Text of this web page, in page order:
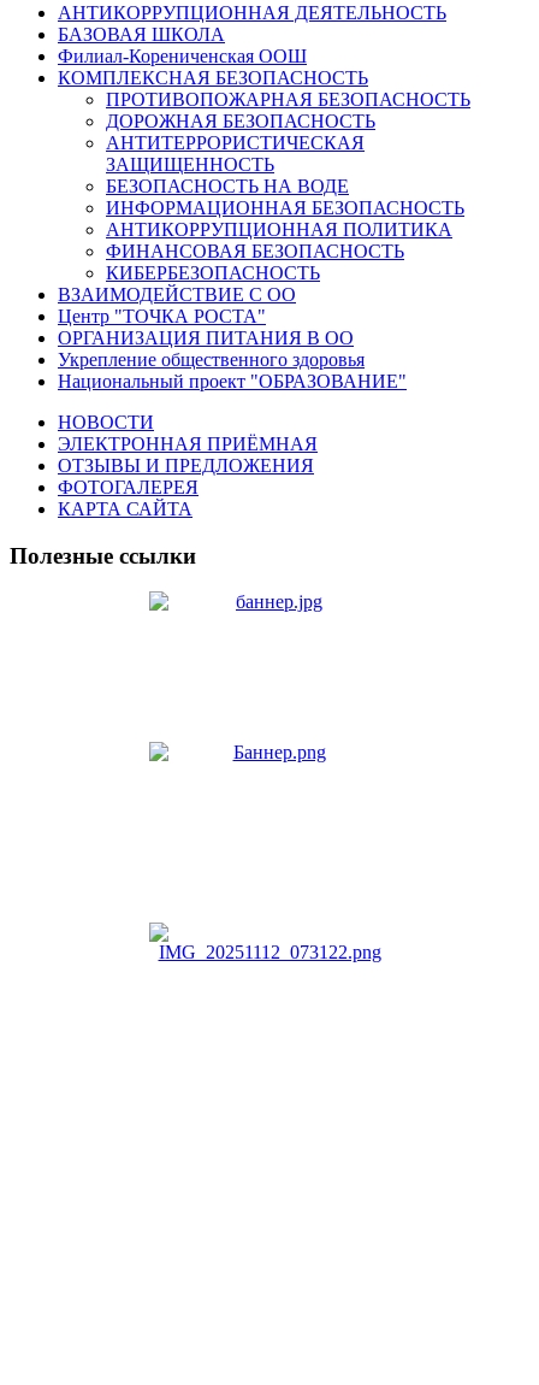
АНТИКОРРУПЦИОННАЯ ДЕЯТЕЛЬНОСТЬ
БАЗОВАЯ ШКОЛА
Филиал-Корениченская ООШ
КОМПЛЕКСНАЯ БЕЗОПАСНОСТЬ
ПРОТИВОПОЖАРНАЯ БЕЗОПАСНОСТЬ
ДОРОЖНАЯ БЕЗОПАСНОСТЬ
АНТИТЕРРОРИСТИЧЕСКАЯ
ЗАЩИЩЕННОСТЬ
БЕЗОПАСНОСТЬ НА ВОДЕ
ИНФОРМАЦИОННАЯ БЕЗОПАСНОСТЬ
АНТИКОРРУПЦИОННАЯ ПОЛИТИКА
ФИНАНСОВАЯ БЕЗОПАСНОСТЬ
КИБЕРБЕЗОПАСНОСТЬ
ВЗАИМОДЕЙСТВИЕ С ОО
Центр "ТОЧКА РОСТА"
ОРГАНИЗАЦИЯ ПИТАНИЯ В ОО
Укрепление общественного здоровья
Национальный проект "ОБРАЗОВАНИЕ"
НОВОСТИ
ЭЛЕКТРОННАЯ ПРИЁМНАЯ
ОТЗЫВЫ И ПРЕДЛОЖЕНИЯ
ФОТОГАЛЕРЕЯ
КАРТА САЙТА
Полезные ссылки